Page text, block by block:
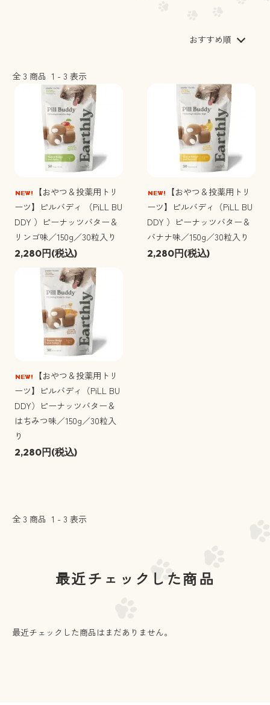
おすすめ順
全 3 商品 1 - 3 表示
【おやつ＆投薬用トリ
ーツ】ピルバディ （PiLL BU
DDY ）ピーナッツバター＆
リンゴ味／150g／30粒入り
2,280円(税込)
【おやつ＆投薬用トリ
ーツ】ピルバディ（PiLL BU
DDY ）ピーナッツバター＆
バナナ味／150g／30粒入り
2,280円(税込)
【おやつ＆投薬用トリ
ーツ】ピルバディ（PiLL BU
DDY）ピーナッツバター＆
はちみつ味／150g／30粒入
り
2,280円(税込)
全 3 商品 1 - 3 表示
最近チェックした商品
最近チェックした商品はまだありません。